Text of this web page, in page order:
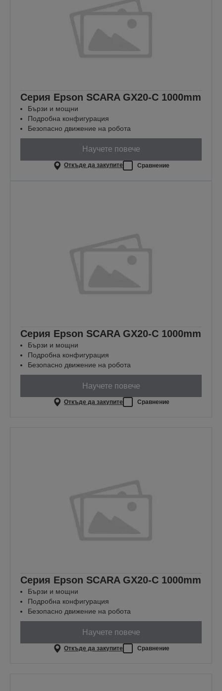
Серия Epson SCARA GX20-C 1000mm
Бързи и мощни
Подробна конфигурация
Безопасно движение на робота
Научете повече
Откъде да закупите Сравнение
Серия Epson SCARA GX20-C 1000mm
Бързи и мощни
Подробна конфигурация
Безопасно движение на робота
Научете повече
Откъде да закупите Сравнение
Серия Epson SCARA GX20-C 1000mm
Бързи и мощни
Подробна конфигурация
Безопасно движение на робота
Научете повече
Откъде да закупите Сравнение